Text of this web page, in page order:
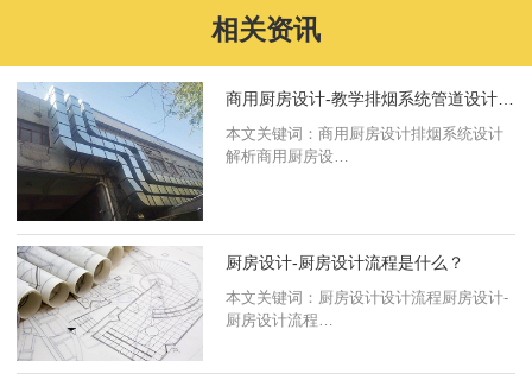
些差距，但是现在国内的酒店已开始走向成熟和理性
化，现今的酒店设计方面，也开始将酒店功能与文
化，科技创新思想融合起来。伴随着中国经济进一步
发展，丰富的旅游资源的开发和日渐高涨的多元审美
需求，为中国酒店行业带来新的的挑战和希望。
版权声明：未经正式版权严禁转载本文，侵权必究、
本文出处：http://www.bjqnsc.com/
相关资讯
商用厨房设计-教学排烟系统管道设计解析
本文关键词：商用厨房设计排烟系统设计
解析商用厨房设…
厨房设计-厨房设计流程是什么？
本文关键词：厨房设计设计流程厨房设计-
厨房设计流程…